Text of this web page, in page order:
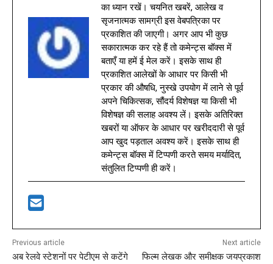
का ध्यान रखें। चयनित खबरें, आलेख व
सृजनात्मक सामग्री इस वेबपत्रिका पर
प्रकाशित की जाएगी। अगर आप भी कुछ
सकारात्मक कर रहे हैं तो कमेन्ट्स बॉक्स में
बताएँ या हमें ई मेल करें। इसके साथ ही
प्रकाशित आलेखों के आधार पर किसी भी
प्रकार की औषधि, नुस्खे उपयोग में लाने से पूर्व
अपने चिकित्सक, सौंदर्य विशेषज्ञ या किसी भी
विशेषज्ञ की सलाह अवश्य लें। इसके अतिरिक्त
खबरों या ऑफर के आधार पर खरीददारी से पूर्व
आप खुद पड़ताल अवश्य करें। इसके साथ ही
कमेन्ट्स बॉक्स में टिप्पणी करते समय मर्यादित,
संतुलित टिप्पणी ही करें।
Previous article
अब रेलवे स्टेशनों पर पेटीएम से कटेंगे
Next article
फिल्म लेखक और समीक्षक जयप्रकाश